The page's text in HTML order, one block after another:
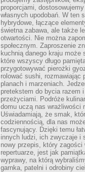
proporcjami,
własnych upodobań. W ten
hybrydowe, łączące
świetna zabawa, ale także
otwartości. Nie można
społecznym. Zaproszenie
kuchnią danego kraju może
które wszyscy długo
przygotowywać pierożki
rolować sushi, rozmawiając
planach i marzeniach.
pretekstem do bycia razem
przeżyciami. Podróże
domu uczą nas wrażliwości
Uświadamiają, że smak,
codziennością, dla nas
fascynujący. Dzięki temu
innych ludzi, ich zwyczaje i
nowy przepis, który zagości
repertuarze, jest jak
wyprawy, na którą
garnka, patelni i odrobiny